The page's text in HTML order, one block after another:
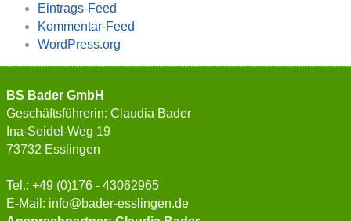
Eintrags-Feed
Kommentar-Feed
WordPress.org
BS Bader GmbH
Geschäftsführerin: Claudia Bader
Ina-Seidel-Weg 19
73732 Esslingen
Tel.: +49 (0)176 - 43062965
E-Mail: info@bader-esslingen.de